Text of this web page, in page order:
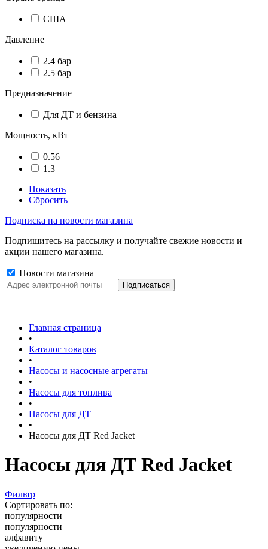
США
Давление
2.4 бар
2.5 бар
Предназначение
Для ДТ и бензина
Мощность, кВт
0.56
1.3
Показать
Сбросить
Подписка на новости магазина
Подпишитесь на рассылку и получайте свежие новости и
акции нашего магазина.
Новости магазина
Главная страница
•
Каталог товаров
•
Насосы и насосные агрегаты
•
Насосы для топлива
•
Насосы для ДТ
•
Насосы для ДТ Red Jacket
Насосы для ДТ Red Jacket
Фильтр
Сортировать по:
популярности
популярности
алфавиту